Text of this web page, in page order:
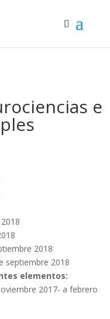
e
2018
septiembre 2018
elementos:
2017- a febrero